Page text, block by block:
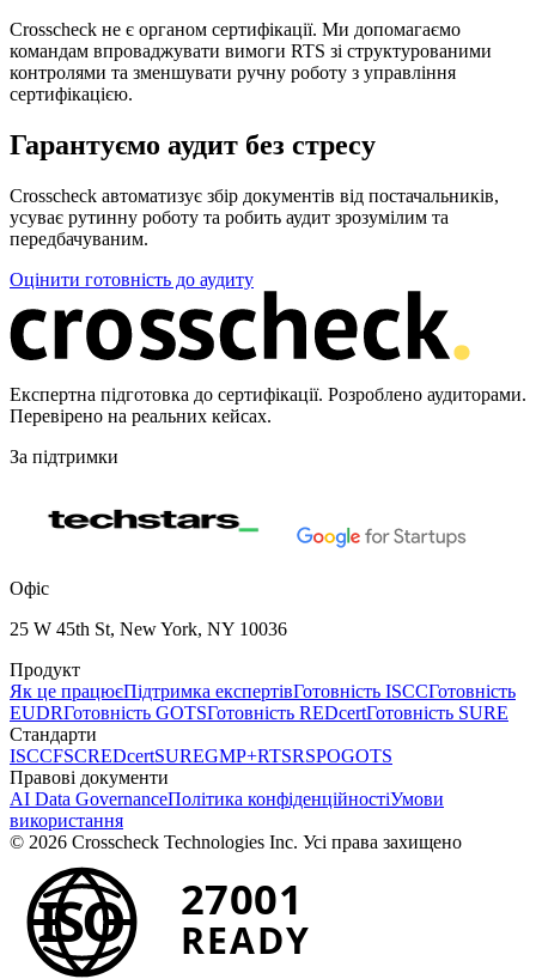
Crosscheck не є органом сертифікації. Ми допомагаємо
командам впроваджувати вимоги RTS зі структурованими
контролями та зменшувати ручну роботу з управління
сертифікацією.
Гарантуємо аудит без стресу
Crosscheck автоматизує збір документів від постачальників,
усуває рутинну роботу та робить аудит зрозумілим та
передбачуваним.
Оцінити готовність до аудиту
Експертна підготовка до сертифікації. Розроблено аудиторами.
Перевірено на реальних кейсах.
За підтримки
Офіс
25 W 45th St, New York, NY 10036
Продукт
Як це працюєПідтримка експертівГотовність ISCCГотовність
EUDRГотовність GOTSГотовність REDcertГотовність SURE
Стандарти
ISCCFSCREDcertSUREGMP+RTSRSPOGOTS
Правові документи
AI Data GovernanceПолітика конфіденційностіУмови
використання
© 2026 Crosscheck Technologies Inc. Усі права захищено
ISO 27001
READY